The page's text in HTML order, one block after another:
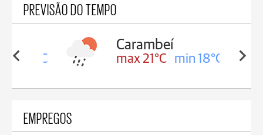
PREVISÃO DO TEMPO
18°C
Carambeí
max 21°C min 18°C
EMPREGOS